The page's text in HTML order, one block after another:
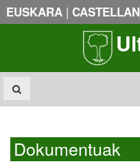
EUSKARA |
Dokumentuak